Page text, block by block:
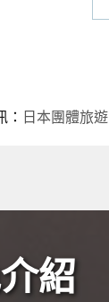
： 日本團體旅遊
紹